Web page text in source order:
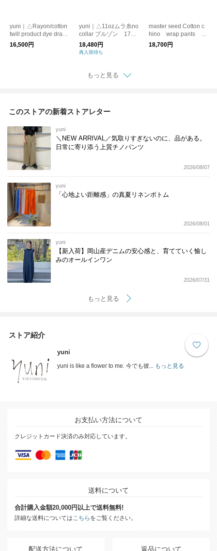
yuni｜△Rayon/cotton
twill product dye draw
strings パンツ 1701PT
015261
16,500円
yuni｜△11ozムラ糸no
collar ブルゾン 1701
BZ004241 デニム
18,480円
再入荷待ち
master seed Cotton c
hino wrap pants 1
701PT007262
18,700円
もっと見る
このストアの新着ストアレター
yuni
＼NEW ARRIVAL／気取りすぎないのに、品がある。
日常に寄り添う上質チノパンツ
2026/08/07
yuni
「心地よい距離感」の真夏リネンボトム
2026/08/01
yuni
【新入荷】岡山産デニムの安心感と、育てていく愉し
みのオールインワン
2026/07/31
もっと見る
ストア紹介
yuni
yuni is like a flower to me. 今でも彼... もっと見る
お支払い方法について
クレジットカード決済のみ対応しています。
送料について
合計購入金額20,000円以上で送料無料!
詳細な送料については こちら をご覧ください。
配送方法について 返品について